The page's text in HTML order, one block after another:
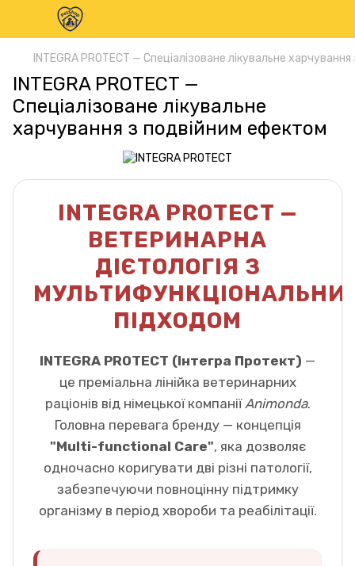
INTEGRA PROTECT — Спеціалізоване лікувальне
INTEGRA PROTECT —
Спеціалізоване лікувальне
харчування з подвійним ефектом
INTEGRA PROTECT —
ВЕТЕРИНАРНА
ДІЄТОЛОГІЯ З
ПІДХОДОМ
INTEGRA PROTECT (Інтегра Протект) —
це преміальна лінійка ветеринарних
раціонів від німецької компаніїAnimonda.
Головна перевага бренду — концепція
"Multi-functional Care", яка дозволяє
одночасно коригувати дві різні патології,
забезпечуючи повноцінну підтримку
організму в період хвороби та реабілітації.